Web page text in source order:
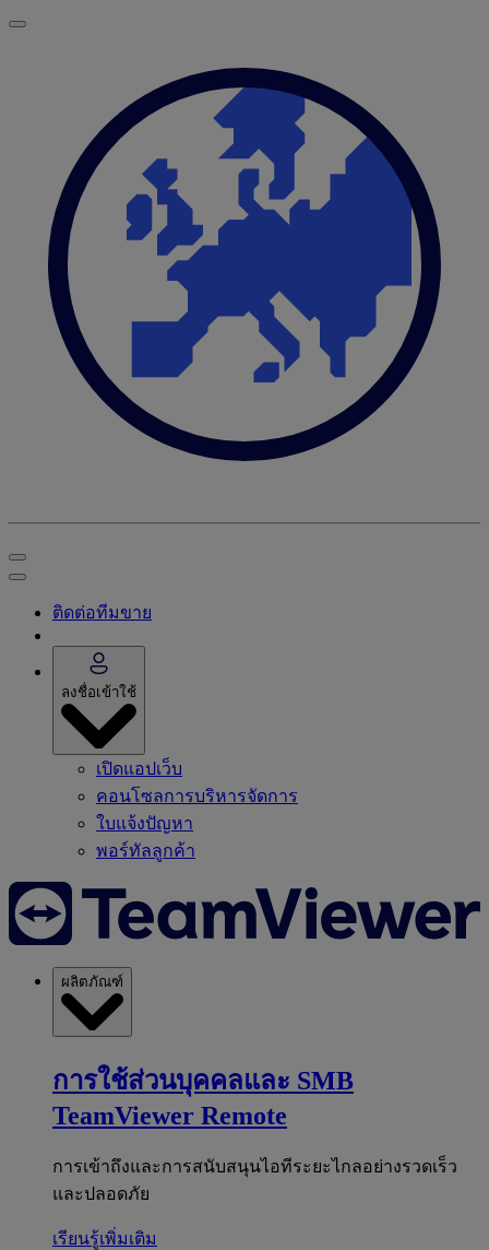
ติดต่อทีมขาย
ลงชื่อเข้าใช้
เปิดแอปเว็บ
คอนโซลการบริหารจัดการ
ใบแจ้งปัญหา
พอร์ทัลลูกค้า
ผลิตภัณฑ์
การใช้ส่วนบุคคลและ SMB
TeamViewer Remote
การเข้าถึงและการสนับสนุนไอทีระยะไกลอย่างรวดเร็ว
และปลอดภัย
เรียนรู้เพิ่มเติม